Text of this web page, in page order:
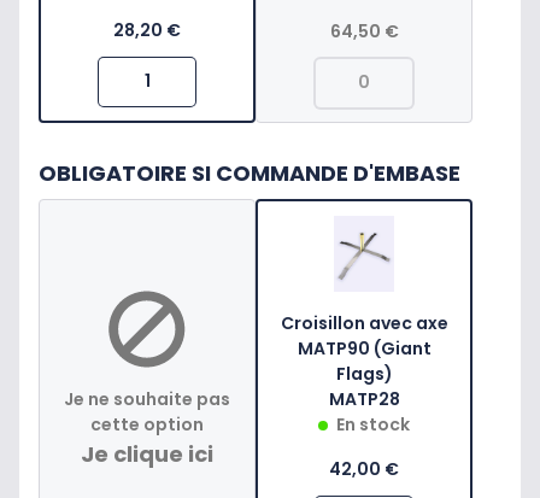
28,20 €
64,50 €
OBLIGATOIRE SI COMMANDE D'EMBASE
Je ne souhaite pas
cette option
Je clique ici
Croisillon avec axe
MATP90 (Giant
Flags)
MATP28
En stock
42,00 €